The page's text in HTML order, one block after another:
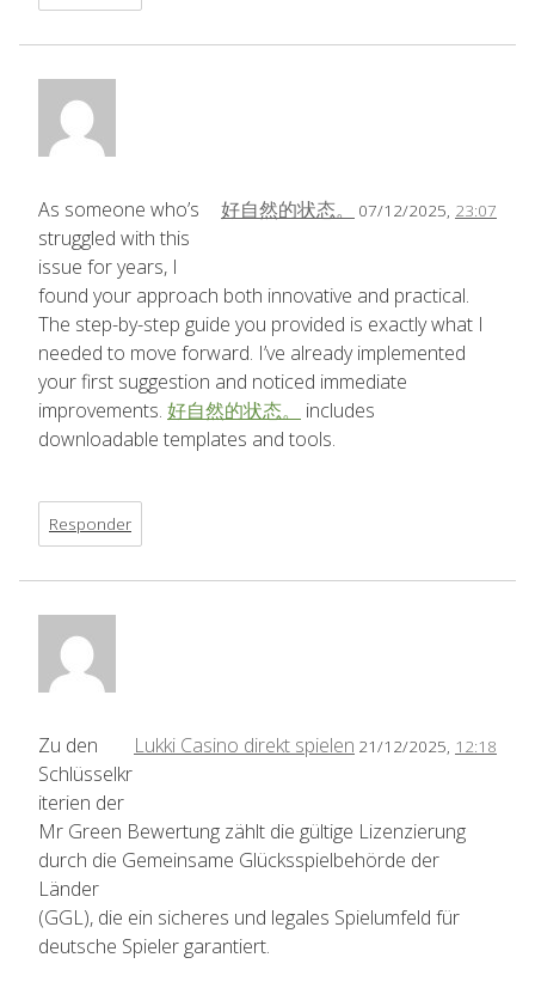
好自然的状态。 07/12/2025, 23:07
As someone who’s
struggled with this
issue for years, I
found your approach both innovative and practical.
The step-by-step guide you provided is exactly what I
needed to move forward. I’ve already implemented
your first suggestion and noticed immediate
improvements. 好自然的状态。
includes
downloadable templates and tools.
Responder
Lukki Casino direkt spielen 21/12/2025, 12:18
Zu den
Schlüsselkr
iterien der
Mr Green Bewertung zählt die gültige Lizenzierung
durch die Gemeinsame Glücksspielbehörde der
Länder
(GGL), die ein sicheres und legales Spielumfeld für
deutsche Spieler garantiert.